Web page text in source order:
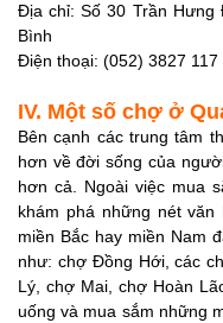
Địa chỉ: Số 30 Trần Hưng
Bình
Điện thoại: (052) 3827 117
IV. Một số chợ ở
Bên cạnh các trung tâm
hơn về đời sống của
hơn cả. Ngoài việc mua
khám phá những nét
miền Bắc hay miền Nam
như: chợ Đồng Hới, các
Lý, chợ Mai, chợ Hoàn
uống và mua sắm những